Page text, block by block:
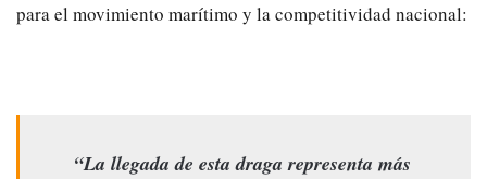
para el movimiento marítimo y la competitividad nacional:
“La llegada de esta draga representa más